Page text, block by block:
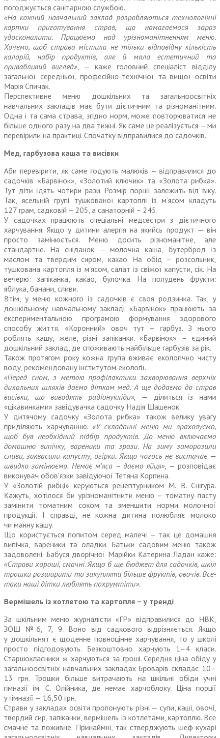
погоджується санітарною службою.
«На кожний навчальний заклад розробляються технологічні
картки приготування страв, що намагаємося зараз
удосконалити. Працюємо над урізноманітненням меню.
Хочемо, щоб страва містила не тільки відповідну кількість
калорій, набір продуктів, але й мала естетичний та
привабливий вигляд», — каже головний спеціаліст відділу
загальної середньої, професійно-технічної та вищої освіти
Марія Спичак.
Перспективне меню дошкільних та загально­освітніх
навчальних закладів має бути дієтичним та різноманітним.
Одна і та сама страва, згідно норм, може повторюватися не
більше одного разу на два тижні. Як саме це реалізується – ми
перевірили на практиці. Спочатку відправилися до садочків.
Мед, гарбузова каша та висівки
Аби перевірити, як саме годують малюків – відправилися до
садочків «Барвінок», «Золотий ключик» та «Золота рибка».
Тут діти їдять чотири рази. Розмір порції залежить від віку.
Так, ясельній групі тушкованої картоплі із м’ясом кладуть
127 грам, садковій – 205, а санаторній – 245.
У садочках працюють спеціальні медсестри з дієтичного
харчування. Якщо у дитини алергія на якийсь продукт — він
просто замінюється. Меню досить різноманітне, але
стандартне. На сніданок — молочна каша, бутерброд із
маслом та твердим сиром, какао. На обід – розсольник,
тушкована картопля із м’ясом, салат із свіжої капусти, сік. На
вечерю: запіканка, какао, булочка. На полудень фрукти:
яблука, банани, сливи.
Втім, у меню кожного із садочків є своя родзинка. Так, у
дошкільному навчальному закладі «Барвінок» працюють за
експериментальною програмою формування здорового
способу життя. «Коронний» овоч тут – гарбуз. З нього
роблять кашу, желе, різні запіканки. «Барвінок» – єдиний
дошкільний заклад, де споживають найбільше гарбузів за рік.
Також протягом року кожна група вживає екологічно чисту
воду, рекомендовану інститутом екології.
«Перед сном, з метою профілактики захворювання верхніх
дихальних шляхів даємо діткам мед. А ще додаємо до страв
висівки, що виводять радіонукліди», — ділиться із нами
«цікавинками» завідувачка садочку Надія Шашенок.
У дитячому садочку «Золота рибка» також велику увагу
приділяють харчуванню. «У складанні меню ми враховуємо,
щоб був необхідний підбір продуктів. До меню включаємо
домашню випічку, вареники та зрази. На зиму заморозили
сливи, заквасили капусту, огірки. Якщо чогось не вистачає —
швидко замінюємо. Немає м’яса – даємо яйця», — розповідає
виконувач обов’язки завідуючої Тетяна Корпина.
У «Золотій рибці» керуються рецептурником М. В. Снігура.
Кажуть, хотілося би урізноманітнити меню – томатну пасту
замінити томатним соком та зменшити норми молочної
продукції. І справді, не кожна дитина полюбляє молоко
чи манну кашу.
Що користується попитом серед малечі – так це домашня
випічка, вареники та оладки. Батьки садовим меню також
задоволені. Бабуся дворічної Марійки Катерина Ладан каже:
«Страви хороші, смачні. Якщо б ще бюджет для садочків, шкіл
трошки розширити та закупляти більше фруктів, овочів. Все-
таки наші діт­ки люблять похрумтіти».
Вермішель із котлетою та картопля – у тренді
За шкільним меню журналісти «ГР» відправилися до НВК,
ЗОШ №6, 7, 9. Воно від садкового відрізняється. Якщо
у дошкільнят є щоденне повноцінне харчування, то у школі
просто підгодовують. Безкоштовно харчують 1–4 класи.
Старшо­класники ж харчуються за гроші. Середня ціна обіду у
загальноосвітніх навчальних закладах Броварів складає 10–
13 грн. Трошки більше витрачають на шкільні обіди учні
гімназії ім. С. Олійника, де немає харчоблоку. Ціна порції
у гімназії — 16,50 грн.
Страви у закладах освіти пропонують різні — супи, каші, овочі,
твердий сир, запіканки, вермішель із котлетами, картоплю. Все
смачне та поживне. Принайм­ні, так стверджують шеф-кухарі